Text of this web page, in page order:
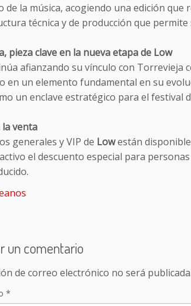
de la música, acogiendo una edición
técnica y de producción que
pieza clave en la nueva etapa de Low
afianzando su vínculo con Torrevieja
en un elemento fundamental en su
un enclave estratégico para el festival
venta
generales y VIP de Lowestán
el descuento especial para
un comentario
de correo electrónico no será publicada.
*